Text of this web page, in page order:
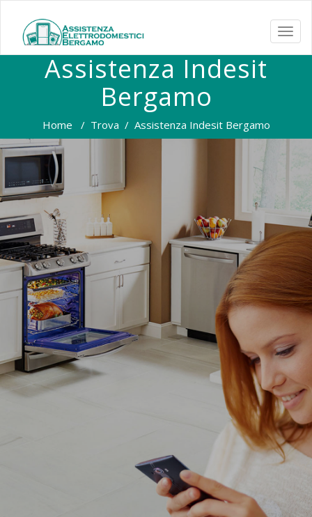
Assistenza Indesit
Bergamo
Home / Trova / Assistenza Indesit Bergamo